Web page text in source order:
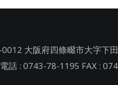
大阪府四條畷市大字下
電話 : 0743-78-1195 FAX :